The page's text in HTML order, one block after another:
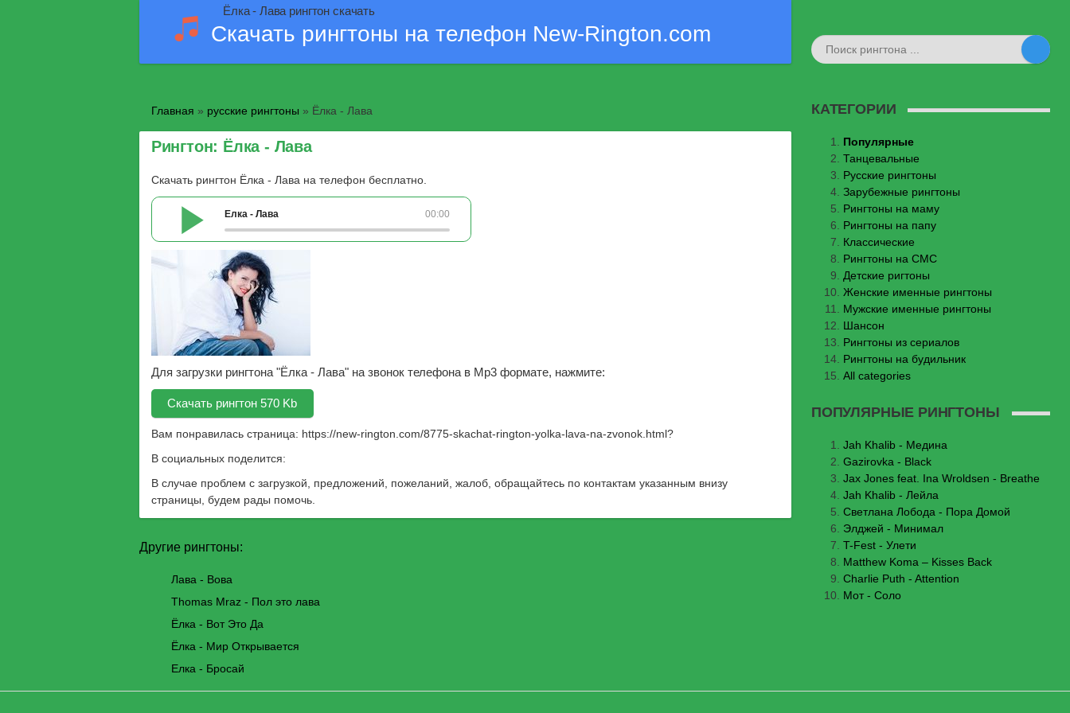
Ёлка - Лава рингтон скачать
Скачать рингтоны на телефон New-Rington.com
Главная » русские рингтоны » Ёлка - Лава
Рингтон: Ёлка - Лава
Скачать рингтон Ёлка - Лава на телефон бесплатно.
00:00
Ёлка - Лава
Для загрузки рингтона "Ёлка - Лава" на звонок телефона в Mp3 формате, нажмите:
Скачать рингтон 570 Kb
Вам понравилась страница: https://new-rington.com/8775-skachat-rington-yolka-lava-na-zvonok.html?
В социальных поделится:
В случае проблем с загрузкой, предложений, пожеланий, жалоб, обращайтесь по контактам указанным внизу
страницы, будем рады помочь.
Другие рингтоны:
Лава - Вова
Thomas Mraz - Пол это лава
Ёлка - Вот Это Да
Ёлка - Мир Открывается
Елка - Бросай
КАТЕГОРИИ
Популярные
Танцевальные
Русские рингтоны
Зарубежные рингтоны
Рингтоны на маму
Рингтоны на папу
Классические
Рингтоны на СМС
Детские ригтоны
Женские именные рингтоны
Мужские именные рингтоны
Шансон
Рингтоны из сериалов
Рингтоны на будильник
All categories
ПОПУЛЯРНЫЕ РИНГТОНЫ
Jаh Khаlib - Медина
Gazirovka - Black
Jax Jones feat. Ina Wroldsen - Breathe
Jah Khalib - Лейла
Светлана Лобода - Пора Домой
Элджей - Минимал
T-Fest - Улети
Matthew Koma – Kisses Back
Charlie Puth - Attention
Мот - Соло